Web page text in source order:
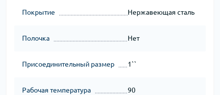
Покрытие Нержавеющая сталь
Полочка Нет
Присоединительный размер 1``
Рабочая температура 90